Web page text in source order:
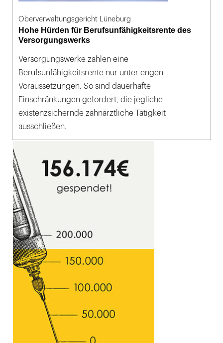
Oberverwaltungsgericht Lüneburg
Hohe Hürden für Berufsunfähigkeitsrente des
Versorgungswerks
Versorgungswerke zahlen eine
Berufsunfähigkeitsrente nur unter engen
Voraussetzungen. So sind dauerhafte
Einschränkungen gefordert, die jegliche
existenzsichernde zahnärztliche Tätigkeit
ausschließen.